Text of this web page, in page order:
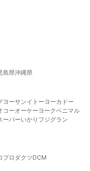
島県沖縄県
ヨーサンイトーヨーカドー
コーオーケー ヨークベニマル
ーパーいかり フジグラン
プロダクツDCM